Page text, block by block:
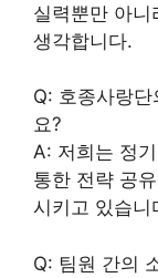
실력뿐만 아니
생각합니다.
Q: 호종사랑
요?
A: 저희는 정
통한 전략 공
시키고 있습니
Q: 팀원 간의